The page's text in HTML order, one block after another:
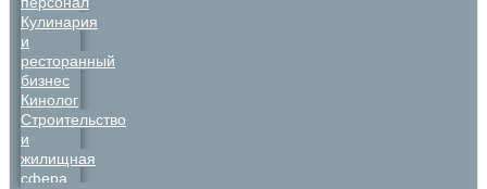
Кулинария
и
ресторанный
бизнес
Кинолог
Строительство
и
жилищная
сфера